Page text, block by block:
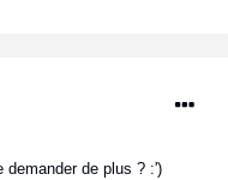
demander de plus ? :')